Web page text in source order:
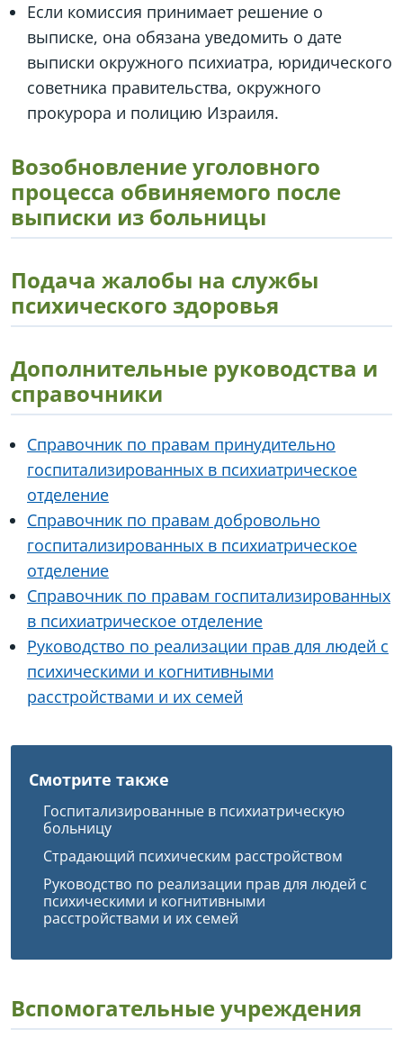
Если комиссия принимает решение о
выписке, она обязана уведомить о дате
выписки окружного психиатра, юридического
советника правительства, окружного
прокурора и полицию Израиля.
Возобновление уголовного
процесса обвиняемого после
выписки из больницы
Подача жалобы на службы
психического здоровья
Дополнительные руководства и
справочники
Справочник по правам принудительно
госпитализированных в психиатрическое
отделение
Справочник по правам добровольно
госпитализированных в психиатрическое
отделение
Справочник по правам госпитализированных
в психиатрическое отделение
Руководство по реализации прав для людей с
психическими и когнитивными
расстройствами и их семей
Смотрите также
Госпитализированные в психиатрическую
больницу
Страдающий психическим расстройством
Руководство по реализации прав для людей с
психическими и когнитивными
расстройствами и их семей
Вспомогательные учреждения